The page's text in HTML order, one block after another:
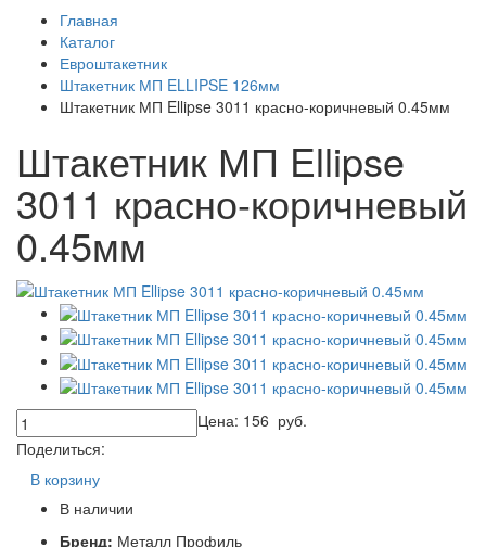
Главная
Каталог
Евроштакетник
Штакетник МП ELLIPSE 126мм
Штакетник МП Ellipse 3011 красно-коричневый 0.45мм
Штакетник МП Ellipse
3011 красно-коричневый
0.45мм
Цена: 156 руб.
Поделиться:
В корзину
В наличии
Бренд: Металл Профиль